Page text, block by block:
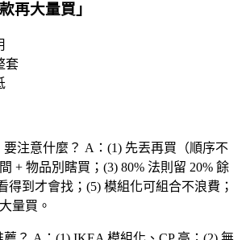
再大量買 」
套
要注意什麼？ A：(1) 先丟再買（順序不
+ 物品別瞎買；(3) 80% 法則留 20% 餘
得到才會找；(5) 模組化可組合不浪費；
量買。